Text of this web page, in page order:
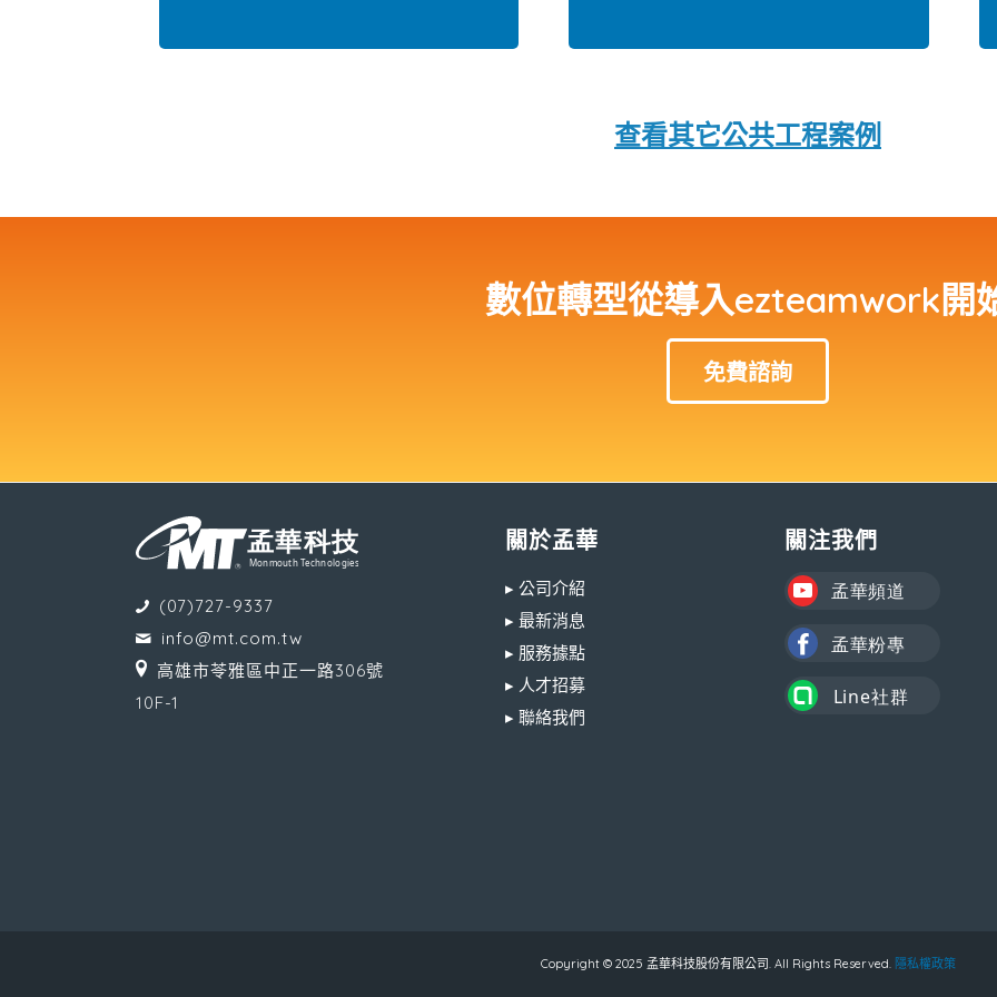
查看其它公共工程案例
數位轉型從導入ezteamwork開
免費諮詢
(07)727-9337
info@mt.com.tw
高雄市苓雅區中正一路306號
10F-1
關於孟華
▸ 公司介紹
▸ 最新消息
▸ 服務據點
▸ 人才招募
▸ 聯絡我們
關注我們
Copyright © 2025 孟華科技股份有限公司. All Rights Reserved. 隱私權政策